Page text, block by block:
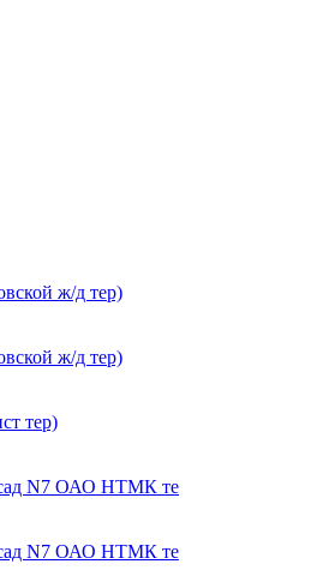
ж/д тер)
ж/д тер)
тер)
N7 ОАО НТМК те
N7 ОАО НТМК те